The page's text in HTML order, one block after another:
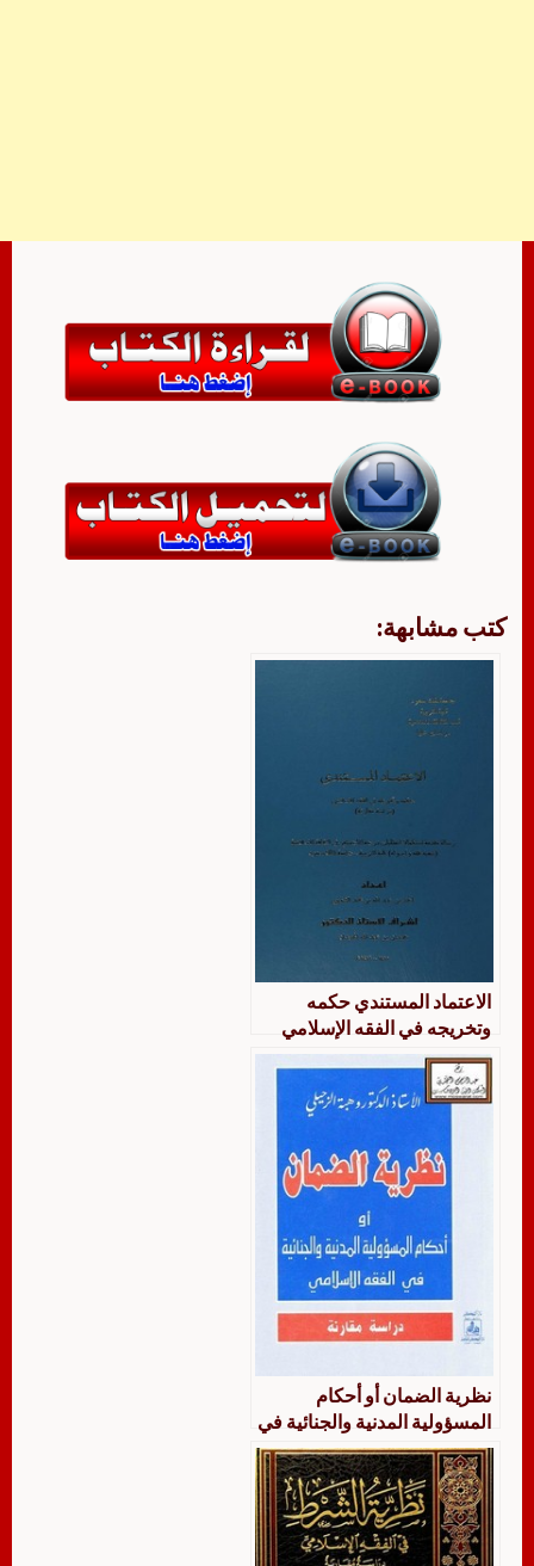
كتب مشابهة:
الاعتماد المستندي حكمه
وتخريجه في الفقه الإسلامي
دراسة مقارنة
نظرية الضمان أو أحكام
المسؤولية المدنية والجنائية في
الفقه الإسلامي دراسة مقارنة